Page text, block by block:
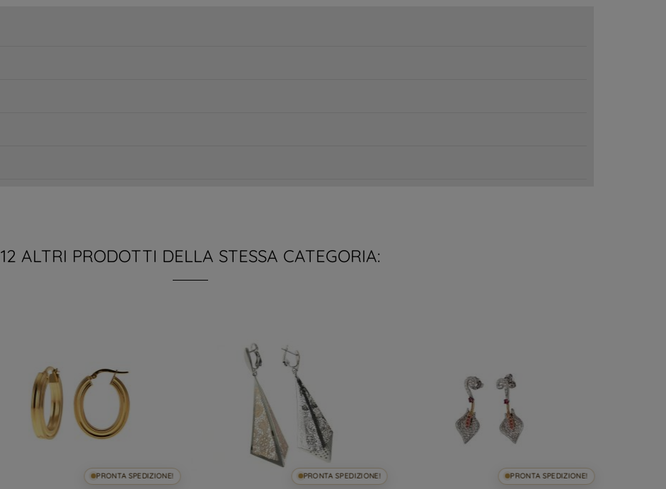
12 ALTRI PRODOTTI DELLA STESSA CATEGORIA:
PRONTA SPEDIZIONE! PRONTA SPEDIZIONE! PRONTA SPEDIZIONE!